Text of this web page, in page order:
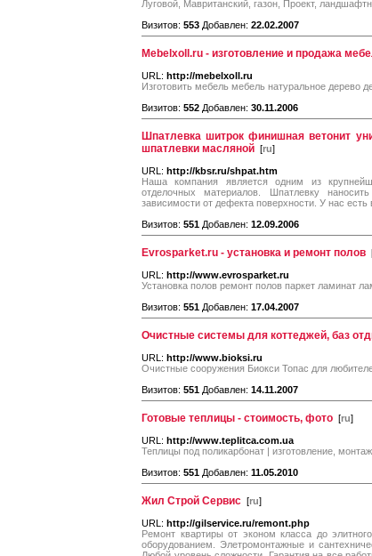
Луговой, Мавританский, газон, Проект,
Визитов: 553 Добавлен: 22.02.2007
Mebelxoll.ru - изготовление и продажа
URL: http://mebelxoll.ru
Изготовить мебель мебель натуральное дерево
Визитов: 552 Добавлен: 30.11.2006
Шпатлевка шитрок финишная ветонит
шпатлевки масляной [ru]
URL: http://kbsr.ru/shpat.htm
Наша компания является одним из
отделочных материалов. Шпатлевку
зависимости от дефекта поверхности. У нас есть
Визитов: 551 Добавлен: 12.09.2006
Evrosparket.ru - установка и ремонт полов
URL: http://www.evrosparket.ru
Установка полов ремонт полов паркет ламинат
Визитов: 551 Добавлен: 17.04.2007
Очистные системы для коттеджей, баз
URL: http://www.bioksi.ru
Очистные сооружения Биокси Топас для
Визитов: 551 Добавлен: 14.11.2007
Готовые теплицы - стоимость, фото [ru]
URL: http://www.teplitca.com.ua
Теплицы под поликарбонат | изготовление,
Визитов: 551 Добавлен: 11.05.2010
Жил Строй Сервис [ru]
URL: http://gilservice.ru/remont.php
Ремонт квартиры от эконом класса до
оборудованием. Элетромонтажные и